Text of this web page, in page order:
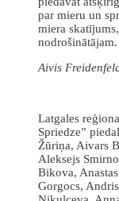
par mieru un
miera
Aivis
Latgales
Spriedze”
Žūriņa, Aivars
Aleksejs
Bikova,
Gorgocs,